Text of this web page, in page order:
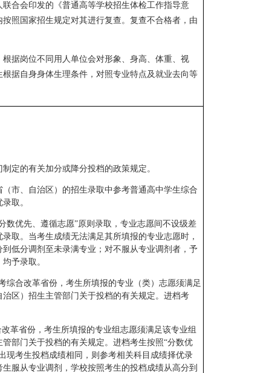
合会印发的《普通高等学校招生体检工作指导意
照国家招生规定对其进行复查。复查不合格者，由
根据岗位不同用人单位会对形象、 身高、体重、视
据自身身体生理条件，对照专业特点及就业去向等
定的有关加分或降分投档的政策规定。
市、自治区）的招生录取中参考普通高中学生综合
取。
数优先、遵循志愿”原则录取，专业志愿间不设级差
取。当考生成绩无法满足其所填报的专业志愿时，
低分调剂至未录满专业；对不服从专业调剂者，予
予录取。
综合改革省份，考生所填报的专业（类）志愿须满足
区）招生主管部门关于投档的有关规定。进档考
革省份，考生所填报的专业组志愿须满足该专业组
部门关于投档的有关规定。进档考生按照“分数优
现考生投档成绩相同，则参考相关科目成绩择优录
服从专业调剂，学校按照考生的投档成绩从高分到